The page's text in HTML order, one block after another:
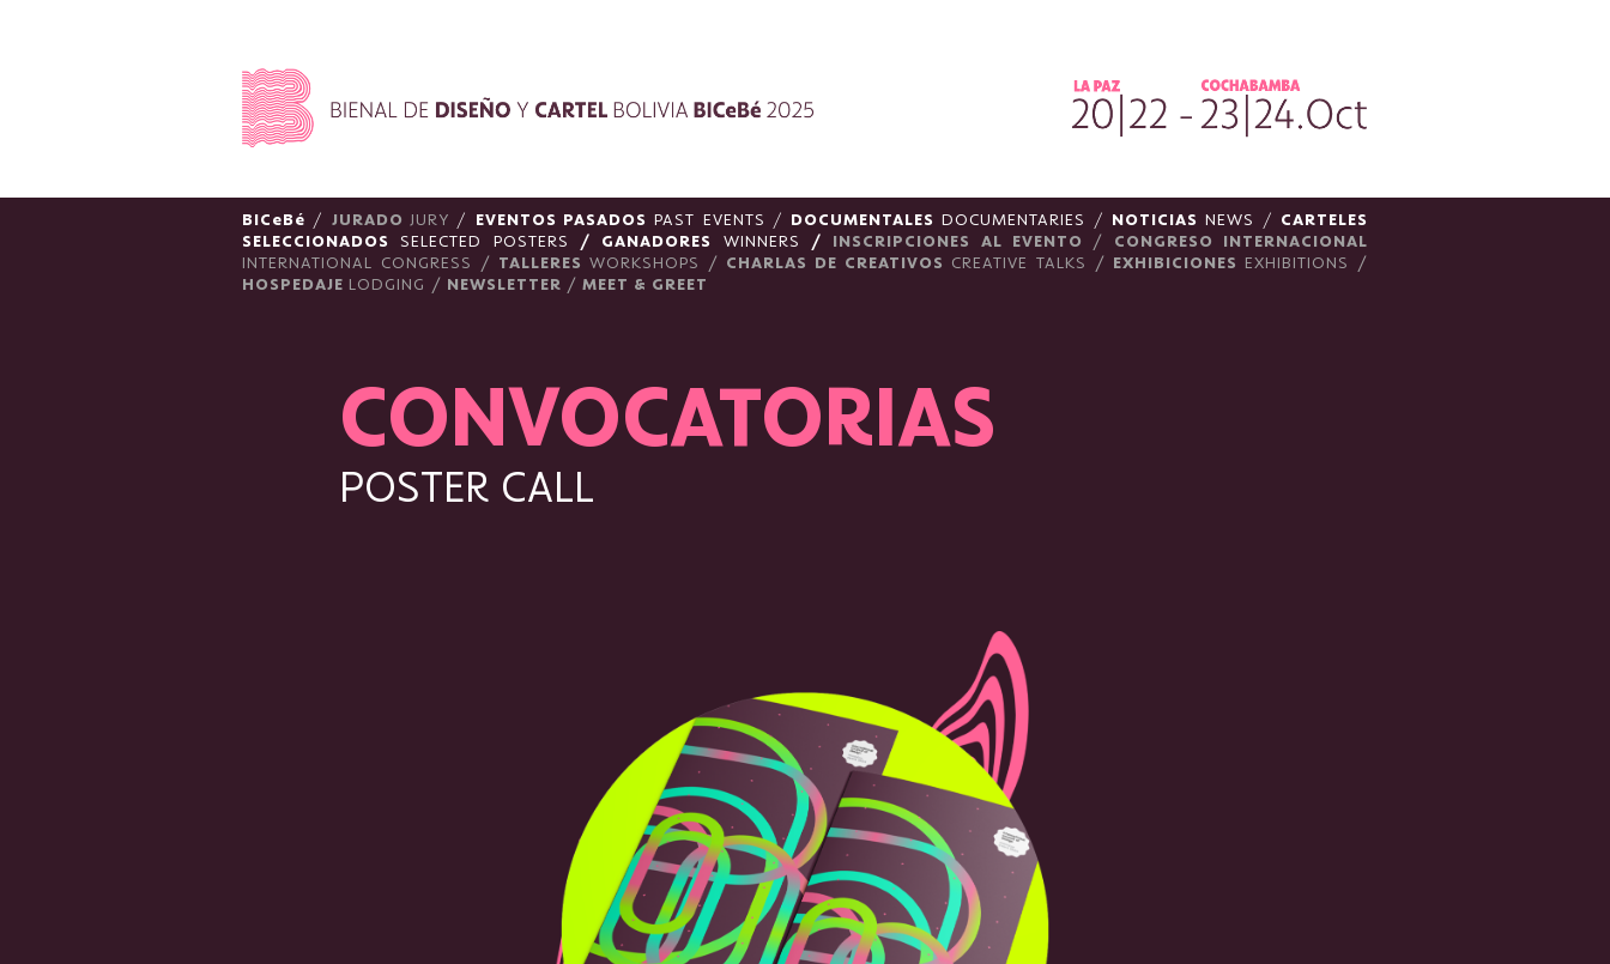
BICeBé / JURADO JURY / EVENTOS PASADOS PAST EVENTS / DOCUMENTALES DOCUMENTARIES / NOTICIAS NEWS / CARTELES
SELECCIONADOS
SELECTED POSTERS / GANADORES WINNERS / INSCRIPCIONES AL EVENTO / CONGRESO INTERNACIONAL
INTERNATIONAL CONGRESS
/ TALLERES WORKSHOPS / CHARLAS DE CREATIVOS CREATIVE TALKS / EXHIBICIONES EXHIBITIONS
/
HOSPEDAJE LODGING / NEWSLETTER / MEET & GREET
CONVOCATORIAS
POSTER CALL